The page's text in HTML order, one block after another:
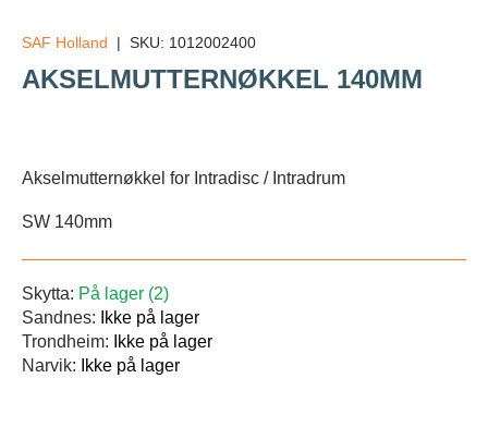
SAF Holland | SKU: 1012002400
AKSELMUTTERNØKKEL 140MM
Akselmutternøkkel for Intradisc / Intradrum
SW 140mm
Skytta: På lager (2)
Sandnes:
Ikke på lager
Trondheim:
Ikke på lager
Narvik:
Ikke på lager